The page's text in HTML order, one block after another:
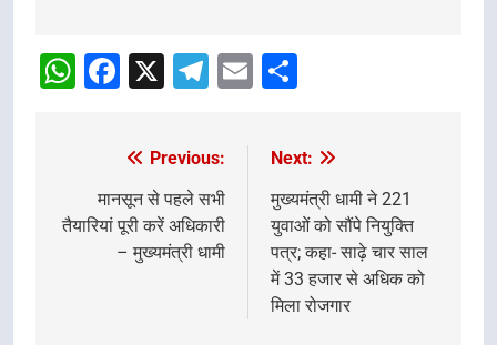
navigation
WhatsApp
Facebook
X Telegram
Email
navigation
Previous:
मानसून से पहले सभी
तैयारियां पूरी करें अधिकारी
– मुख्यमंत्री धामी
Next:
मुख्यमंत्री धामी ने 221
युवाओं को सौंपे नियुक्ति
पत्र; कहा- साढ़े चार साल
में 33 हजार से अधिक को
मिला रोजगार